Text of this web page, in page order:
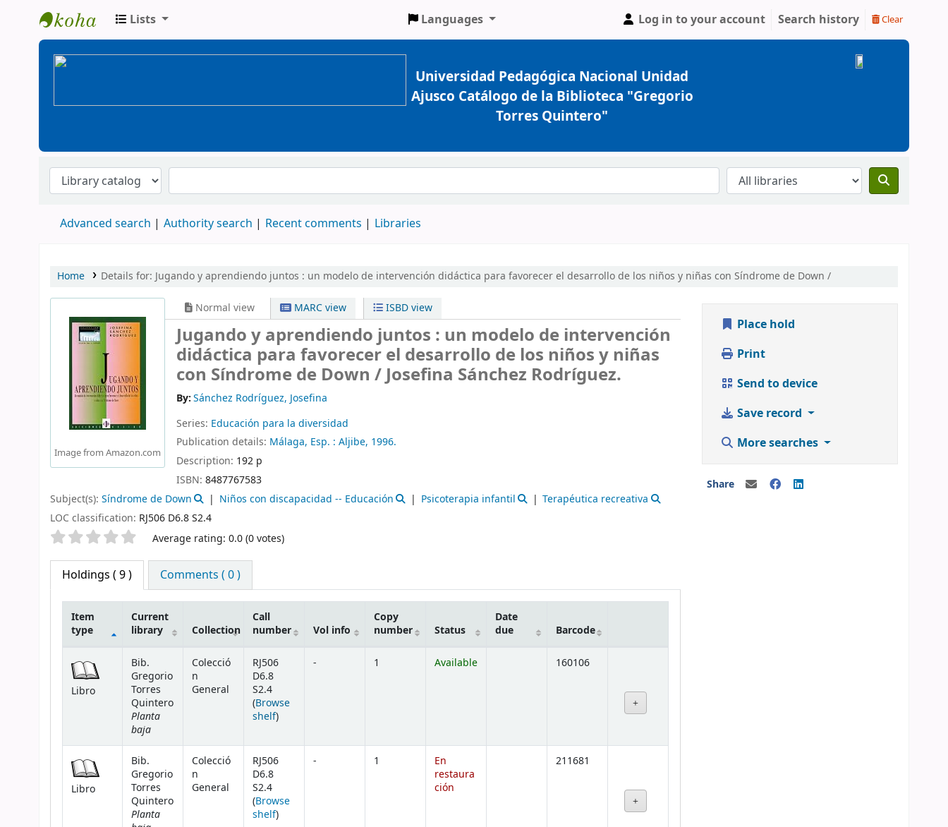
BiblioGTQ
Lists Languages Log in to your account Search history Clear
Universidad Pedagógica Nacional Unidad
Ajusco Catálogo de la Biblioteca "Gregorio
Torres Quintero"
Advanced search Authority search Recent comments Libraries
Home Details for: Jugando y aprendiendo juntos : un modelo de intervención didáctica para favorecer el desarrollo de los niños y niñas con Síndrome de Down /
Image from Amazon.com
Normal view MARC view ISBD view
Jugando y aprendiendo juntos : un modelo de intervención
didáctica para favorecer el desarrollo de los niños y niñas
con Síndrome de Down /Josefina Sánchez Rodríguez.
By:Sánchez Rodríguez, Josefina
Series: Educación para la diversidad
Publication details: Málaga, Esp. : Aljibe, 1996.
Description: 192 p
ISBN: 8487767583
Subject(s): Síndrome de Down Niños con discapacidad -- Educación Psicoterapia infantil
Terapéutica recreativa
LOC classification: RJ506 D6.8 S2.4
Star ratings Average rating: 0.0 (0 votes)
Holdings ( 9 ) Comments ( 0 )
Item
type
Current
library
Collection
Call
number
Vol info
Copy
number
Status
Date
due
Barcode
Libro
Bib.
Gregorio
Torres
Quintero
Planta
baja
Colecció
n
General
RJ506
D6.8
S2.4
(Browse
shelf(Opens below)
)
- 1 Available 160106
Libro
Bib.
Gregorio
Torres
Quintero
Planta
Colecció
n
General
RJ506
D6.8
S2.4
(Browse
shelf(Opens below)
)
- 1
En
restaura
ción
211681
Place hold
Print
Send to device
Save record
More searches
Share